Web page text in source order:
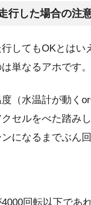
行した場合の注
してもOKとはい
単なるアホです。
（水温計が動く
セルをべた踏み
になるまでぶん回
回転以下であ